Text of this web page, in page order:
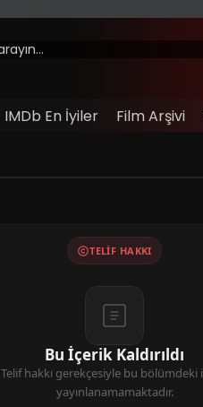
IMDb En İyiler Film Arşivi
TELIF HAKKI
Bu İçerik Kaldırıldı
Telif hakkı gerekçesiyle bu bölümdeki
yayınlanamamaktadır.